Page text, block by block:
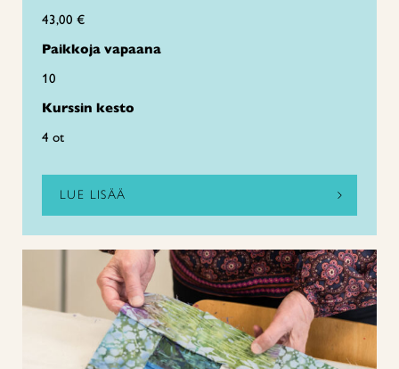
43,00 €
Paikkoja vapaana
10
Kurssin kesto
4 ot
LUE LISÄÄ